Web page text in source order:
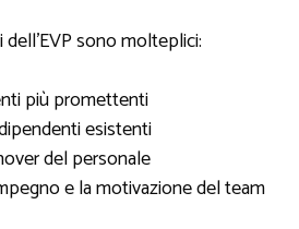
sono molteplici:
più promettenti
esistenti
del personale
e la motivazione del team